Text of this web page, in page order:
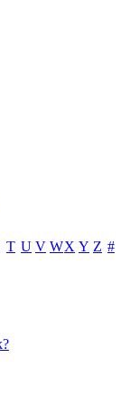
T U V WX Y Z #